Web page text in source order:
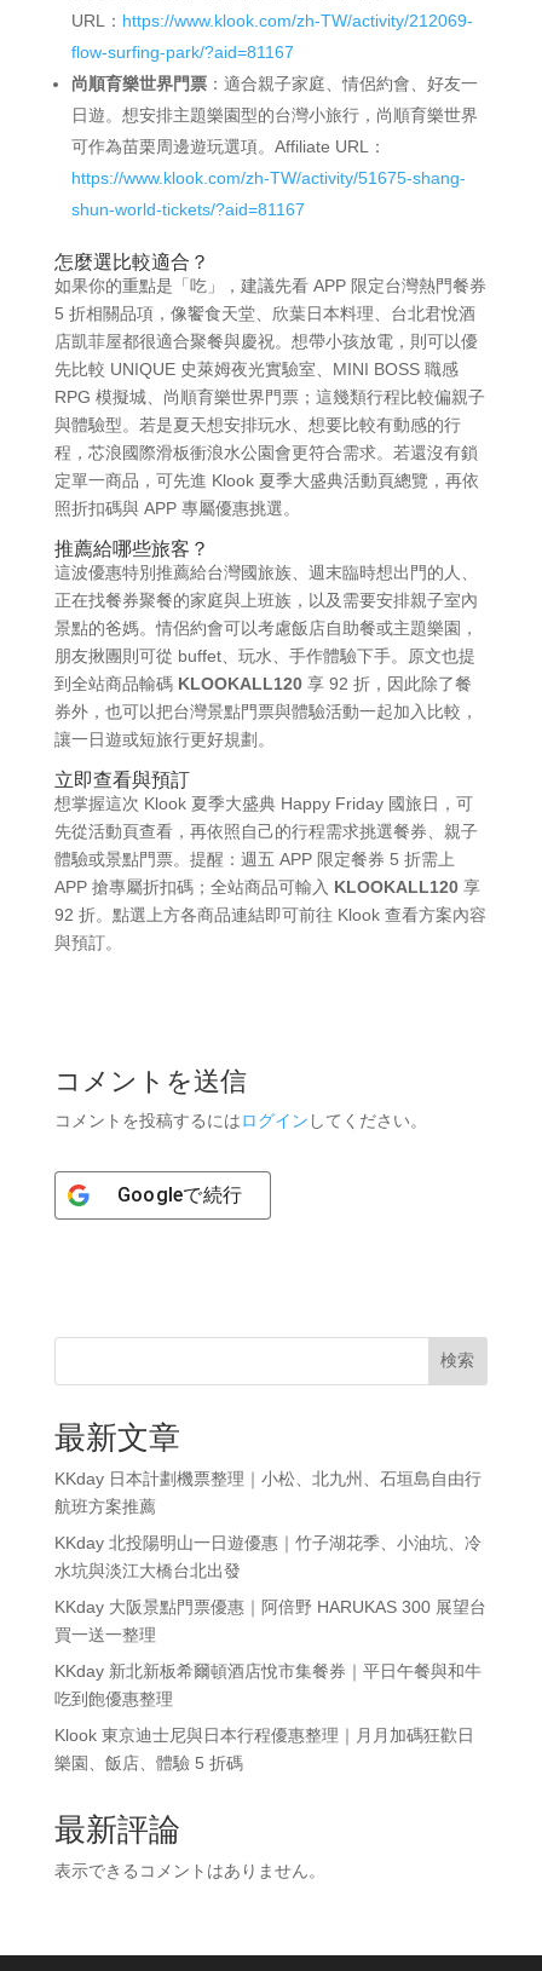
URL： https://www.klook.com/zh-TW/activity/212069-
flow-surfing-park/?aid=81167
尚順育樂世界門票：適合親子家庭、情侶約會、好友一
日遊。想安排主題樂園型的台灣小旅行，尚順育樂世界
可作為苗栗周邊遊玩選項。Affiliate URL：
https://www.klook.com/zh-TW/activity/51675-shang-
shun-world-tickets/?aid=81167
怎麼選比較適合？
如果你的重點是「吃」，建議先看 APP 限定台灣熱門餐券
5 折相關品項，像饗食天堂、欣葉日本料理、台北君悅酒
店凱菲屋都很適合聚餐與慶祝。想帶小孩放電，則可以優
先比較 UNIQUE 史萊姆夜光實驗室、MINI BOSS 職感
RPG 模擬城、尚順育樂世界門票；這幾類行程比較偏親子
與體驗型。若是夏天想安排玩水、想要比較有動感的行
程，芯浪國際滑板衝浪水公園會更符合需求。若還沒有鎖
定單一商品，可先進 Klook 夏季大盛典活動頁總覽，再依
照折扣碼與 APP 專屬優惠挑選。
推薦給哪些旅客？
這波優惠特別推薦給台灣國旅族、週末臨時想出門的人、
正在找餐券聚餐的家庭與上班族，以及需要安排親子室內
景點的爸媽。情侶約會可以考慮飯店自助餐或主題樂園，
朋友揪團則可從 buffet、玩水、手作體驗下手。原文也提
到全站商品輸碼 KLOOKALL120享 92 折，因此除了餐
券外，也可以把台灣景點門票與體驗活動一起加入比較，
讓一日遊或短旅行更好規劃。
立即查看與預訂
想掌握這次 Klook 夏季大盛典 Happy Friday 國旅日，可
先從活動頁查看，再依照自己的行程需求挑選餐券、親子
體驗或景點門票。提醒：週五 APP 限定餐券 5 折需上
APP 搶專屬折扣碼；全站商品可輸入 KLOOKALL120享
92 折。點選上方各商品連結即可前往 Klook 查看方案內容
與預訂。
コメントを送信
コメントを投稿するにはログイン してください。
Googleで続行
検索
最新文章
KKday 日本計劃機票整理｜小松、北九州、石垣島自由行
航班方案推薦
KKday 北投陽明山一日遊優惠｜竹子湖花季、小油坑、冷
水坑與淡江大橋台北出發
KKday 大阪景點門票優惠｜阿倍野 HARUKAS 300 展望台
買一送一整理
KKday 新北新板希爾頓酒店悅市集餐券｜平日午餐與和牛
吃到飽優惠整理
Klook 東京迪士尼與日本行程優惠整理｜月月加碼狂歡日
樂園、飯店、體驗 5 折碼
最新評論
表示できるコメントはありません。